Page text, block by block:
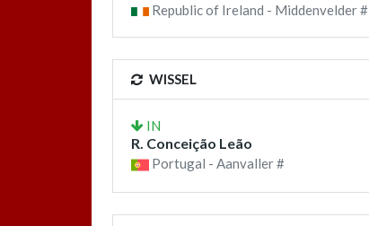
Republic of Ireland - Middenvelder #
WISSEL
IN
R. Conceição Leão
Portugal - Aanvaller #